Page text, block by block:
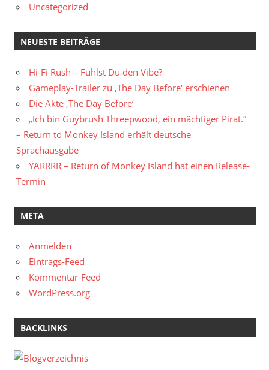
Uncategorized
NEUESTE BEITRÄGE
Hi-Fi Rush – Fühlst Du den Vibe?
Gameplay-Trailer zu ‚The Day Before‘ erschienen
Die Akte ‚The Day Before‘
„Ich bin Guybrush Threepwood, ein mächtiger Pirat.“
– Return to Monkey Island erhält deutsche
Sprachausgabe
YARRRR – Return of Monkey Island hat einen Release-
Termin
META
Anmelden
Eintrags-Feed
Kommentar-Feed
WordPress.org
BACKLINKS